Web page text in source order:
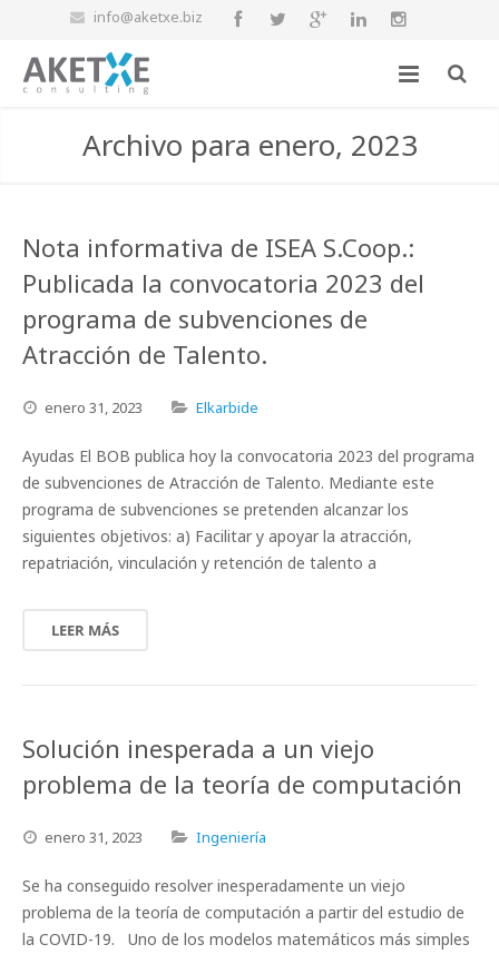
info@aketxe.biz
Archivo para enero, 2023
Nota informativa de ISEA S.Coop.:
Publicada la convocatoria 2023 del
programa de subvenciones de
Atracción de Talento.
enero 31, 2023 Elkarbide
Ayudas El BOB publica hoy la convocatoria 2023 del programa
de subvenciones de Atracción de Talento. Mediante este
programa de subvenciones se pretenden alcanzar los
siguientes objetivos: a) Facilitar y apoyar la atracción,
repatriación, vinculación y retención de talento a
LEER MÁS
Solución inesperada a un viejo
problema de la teoría de computación
enero 31, 2023 Ingeniería
Se ha conseguido resolver inesperadamente un viejo
problema de la teoría de computación a partir del estudio de
la COVID-19. Uno de los modelos matemáticos más simples